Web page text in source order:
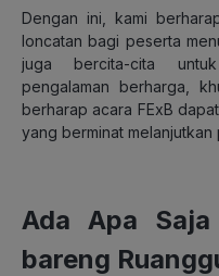
Dengan ini, kami
loncatan bagi peserta
juga bercita-cita
pengalaman berharga,
berharap acara FExB
yang berminat melanjutkan
Ada Apa
bareng